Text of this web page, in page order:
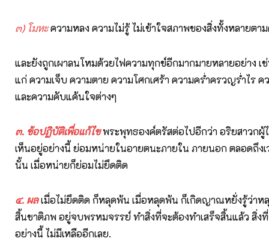
๓) โมหะความหลง ความไม่รู้ ไม่เข้าใจสภาพของสิ่งทั้งหลายตา
และยังถูกเผาลนโหมด้วยไฟความทุกข์อีกมากมายหลายอย่าง เ
แก่ ความเจ็บ ความตาย ความโศกเศร้า ความคร่ำครวญร่ำไร
และความคับแค้นใจต่างๆ
๓. ข้อปฏิบัติเพื่อแก้ไขพระพุทธองค์ตรัสต่อไปอีกว่า อริยสาวกผู้ไ
เห็นอยู่อย่างนี้ ย่อมหน่ายในอายตนะภายใน ภายนอก ตลอดถึง
นั้น เมื่อหน่ายก็ย่อมไม่ยึดติด
๔. ผลเมื่อไม่ยึดติด ก็หลุดพ้น เมื่อหลุดพ้น ก็เกิดญาณหยั่งรู้ว่าห
สิ้นชาติภพ อยู่จบพรหมจรรย์ ทำสิ่งที่จะต้องทำเสร็จสิ้นแล้ว สิ่งที่
อย่างนี้ ไม่มีเหลืออีกเลย.